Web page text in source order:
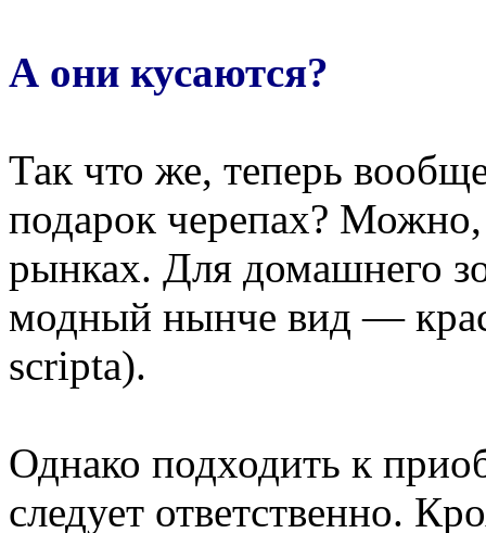
А они кусаются?
Так что же, теперь
подарок черепах?
рынках. Для домашнего
модный нынче вид —
scripta).
Однако подходить к
следует ответственно.